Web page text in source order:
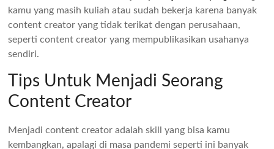
kamu yang masih kuliah atau sudah bekerja karena banyak
content creator yang tidak terikat dengan perusahaan,
seperti content creator yang mempublikasikan usahanya
sendiri.
Tips Untuk Menjadi Seorang
Content Creator
Menjadi content creator adalah skill yang bisa kamu
kembangkan, apalagi di masa pandemi seperti ini banyak